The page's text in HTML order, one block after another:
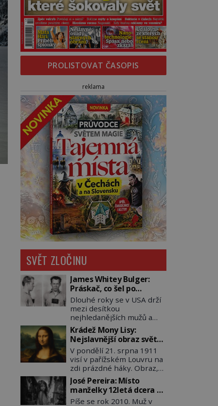
PROLISTOVAT ČASOPIS
reklama
SVĚT ZLOČINU
James Whitey Bulger:
Práskač, co šel po
práskačích
Dlouhé roky se v USA drží
mezi desítkou
nejhledanějších mužů a
dopracuje to až na číslo
dvě – hned po Usámovi bin
Ládinovi (1957–2011). To je
James „Whitey“ Bulger
(1929–2018) viněný ze
spoluúčasti na 19
vraždách, vydírání a lichvy.
A samozřejmě, krom toho
je ještě drogový dealer,
Krádež Mony Lisy:
Nejslavnější obraz světa
zůstane dva roky
nezvěstný
V pondělí 21. srpna 1911
visí v pařížském Louvru na
zdi prázdné háky. Obraz,
který dnes zná celý svět, je
pryč. Zpočátku si nikdo
nemyslí, že jde o krádež.
Zaměstnanci jsou
José Pereira: Místo
manželky 12letá dcera –
a sousedi o všem vědí!
Píše se rok 2010. Muž v